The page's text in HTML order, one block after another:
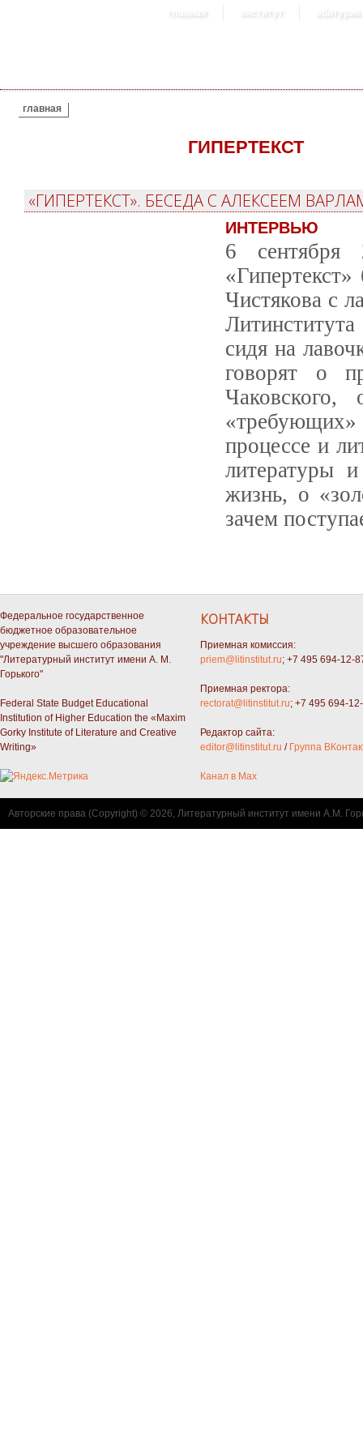
главная институт
ВЫ ЗДЕСЬ
главная
ГИПЕРТЕКСТ
«ГИПЕРТЕКСТ». БЕСЕДА С АЛЕКСЕЕМ
ИНТЕРВЬЮ
6 сентября
Чистякова с
сидя на
говорят о
процессе и
литературы
жизнь, о
зачем
Федеральное государственное
бюджетное образовательное
учреждение высшего образования
"Литературный институт имени А. М.
Горького"
Federal State Budget Educational
Institution of Higher Education the «Maxim
Gorky Institute of Literature and Creative
Writing»
КОНТАКТЫ
Приемная комиссия:
priem@litinstitut.ru; +7 495 694-12-
Приемная ректора:
rectorat@litinstitut.ru; +7 495 694-
Редактор сайта:
editor@litinstitut.ru / Группа
Канал в Max
Авторские права (Copyright) © 2026, Литературный институт имени А.М.